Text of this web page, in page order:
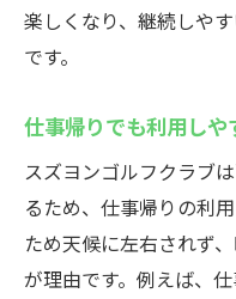
楽しくなり、継続しや
です。
仕事帰りでも利用し
スズヨンゴルフクラブ
るため、仕事帰りの利
ため天候に左右されず
が理由です。例えば、